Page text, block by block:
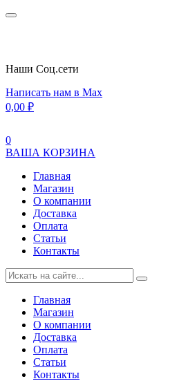
Наши Cоц.сети
Написать нам в Max
0,00 ₽
0
ВАША КОРЗИНА
Главная
Магазин
О компании
Доставка
Оплата
Статьи
Контакты
Главная
Магазин
О компании
Доставка
Оплата
Статьи
Контакты